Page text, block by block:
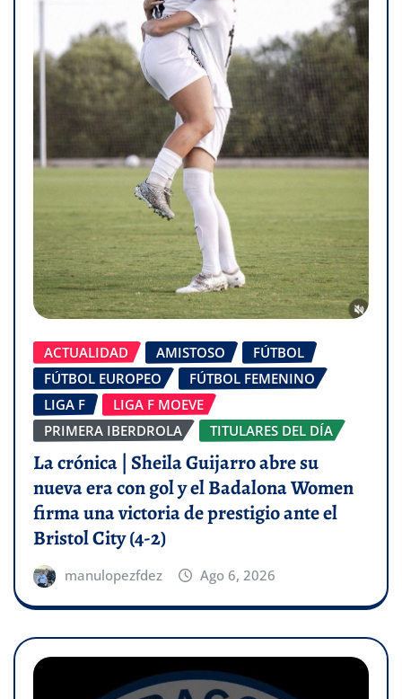
ACTUALIDAD AMISTOSO
FÚTBOL
FÚTBOL EUROPEO
FÚTBOL FEMENINO
LIGA F
LIGA F MOEVE
PRIMERA IBERDROLA
TITULARES DEL DÍA
La crónica | Sheila Guijarro abre su
nueva era con gol y el Badalona Women
firma una victoria de prestigio ante el
Bristol City (4-2)
manulopezfdez Ago 6, 2026